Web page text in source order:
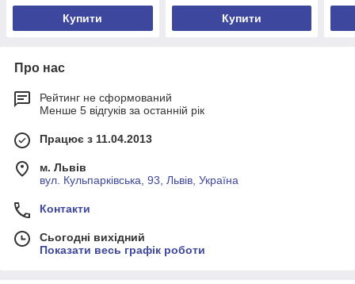
Купити Купити
Про нас
Рейтинг не сформований
Менше 5 відгуків за останній рік
Працює з 11.04.2013
м. Львів
вул. Кульпарківська, 93, Львів, Україна
Контакти
Сьогодні вихідний
Показати весь графік роботи